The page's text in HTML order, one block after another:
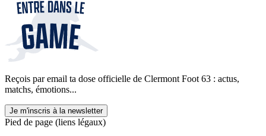
Reçois par email ta dose officielle de Clermont Foot 63 : actus,
matchs, émotions...
Je m'inscris à la newsletter
Pied de page (liens légaux)